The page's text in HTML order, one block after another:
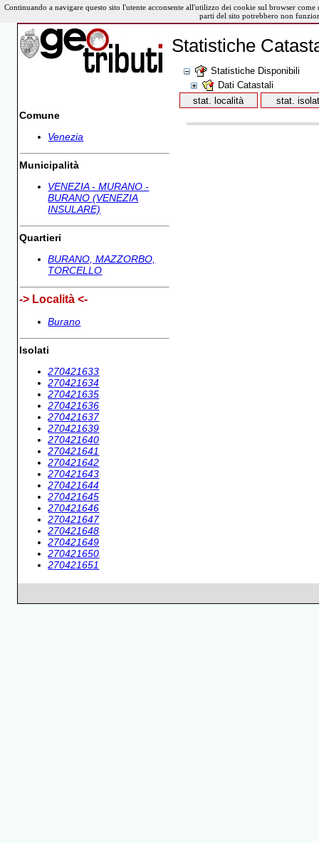
Comune
Venezia
Municipalità
VENEZIA - MURANO -
BURANO (VENEZIA
INSULARE)
Quartieri
BURANO, MAZZORBO,
TORCELLO
-> Località <-
Burano
Isolati
270421633
270421634
270421635
270421636
270421637
270421639
270421640
270421641
270421642
270421643
270421644
270421645
270421646
270421647
270421648
270421649
270421650
270421651
Statistiche
Statistiche Disponibili
Dati Catastali
Continuando a navigare questo sito l'utente acconsente all'utilizzo dei cookie sul browser
parti del sito potrebbero non